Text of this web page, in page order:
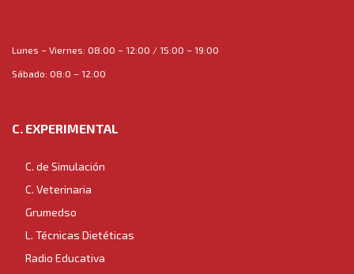
o
n
Lunes – Viernes: 08:00 – 12:00 / 15:00 – 19:00
Sábado: 08:0 – 12:00
C. EXPERIMENTAL
C. de Simulación
C. Veterinaria
Grumedso
L. Técnicas Dietéticas
Radio Educativa